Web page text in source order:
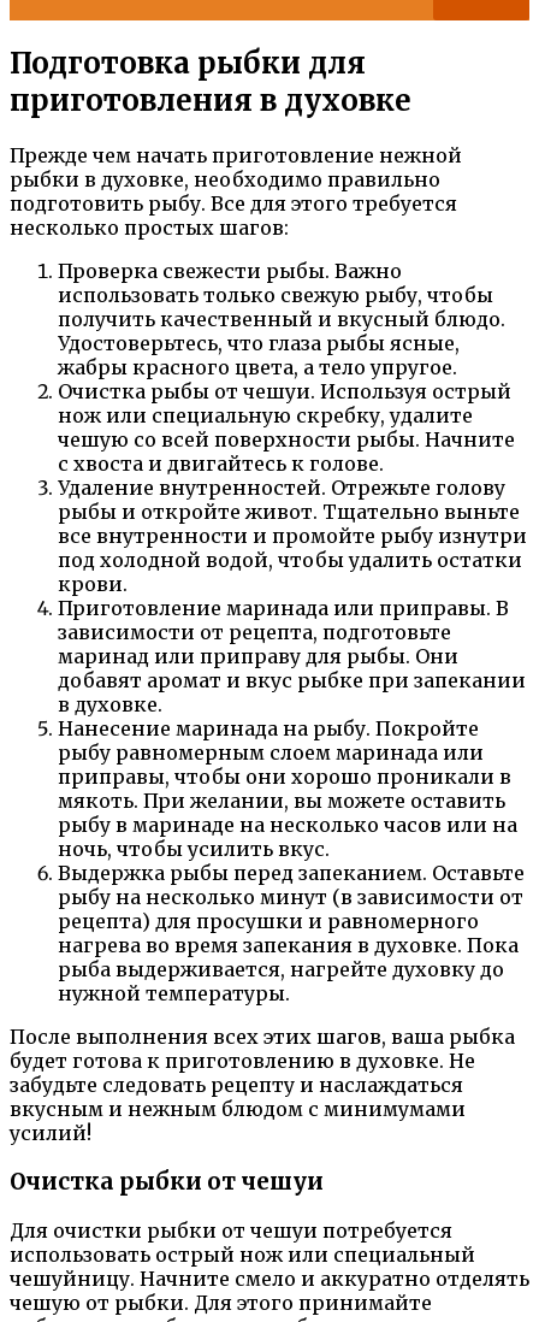
Подготовка рыбки для
приготовления в духовке
Прежде чем начать приготовление нежной
рыбки в духовке, необходимо правильно
подготовить рыбу. Все для этого требуется
несколько простых шагов:
Проверка свежести рыбы. Важно
использовать только свежую рыбу, чтобы
получить качественный и вкусный блюдо.
Удостоверьтесь, что глаза рыбы ясные,
жабры красного цвета, а тело упругое.
Очистка рыбы от чешуи. Используя острый
нож или специальную скребку, удалите
чешую со всей поверхности рыбы. Начните
с хвоста и двигайтесь к голове.
Удаление внутренностей. Отрежьте голову
рыбы и откройте живот. Тщательно выньте
все внутренности и промойте рыбу изнутри
под холодной водой, чтобы удалить остатки
крови.
Приготовление маринада или приправы. В
зависимости от рецепта, подготовьте
маринад или приправу для рыбы. Они
добавят аромат и вкус рыбке при запекании
в духовке.
Нанесение маринада на рыбу. Покройте
рыбу равномерным слоем маринада или
приправы, чтобы они хорошо проникали в
мякоть. При желании, вы можете оставить
рыбу в маринаде на несколько часов или на
ночь, чтобы усилить вкус.
Выдержка рыбы перед запеканием. Оставьте
рыбу на несколько минут (в зависимости от
рецепта) для просушки и равномерного
нагрева во время запекания в духовке. Пока
рыба выдерживается, нагрейте духовку до
нужной температуры.
После выполнения всех этих шагов, ваша рыбка
будет готова к приготовлению в духовке. Не
забудьте следовать рецепту и наслаждаться
вкусным и нежным блюдом с минимумами
усилий!
Очистка рыбки от чешуи
Для очистки рыбки от чешуи потребуется
использовать острый нож или специальный
чешуйницу. Начните смело и аккуратно отделять
чешую от рыбки. Для этого принимайте